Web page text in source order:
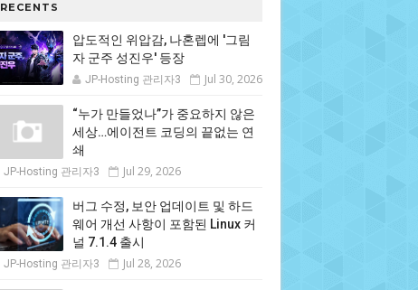
RECENTS
압도적인 위압감, 나혼렙에 '그림
자 군주 성진우' 등장
JP-Hosting 관리자3 Jul 30, 2026
“누가 만들었나”가 중요하지 않은
세상…에이전트 코딩의 끝없는 연
쇄
JP-Hosting 관리자3 Jul 29, 2026
버그 수정, 보안 업데이트 및 하드
웨어 개선 사항이 포함된 Linux 커
널 7.1.4 출시
JP-Hosting 관리자3 Jul 28, 2026